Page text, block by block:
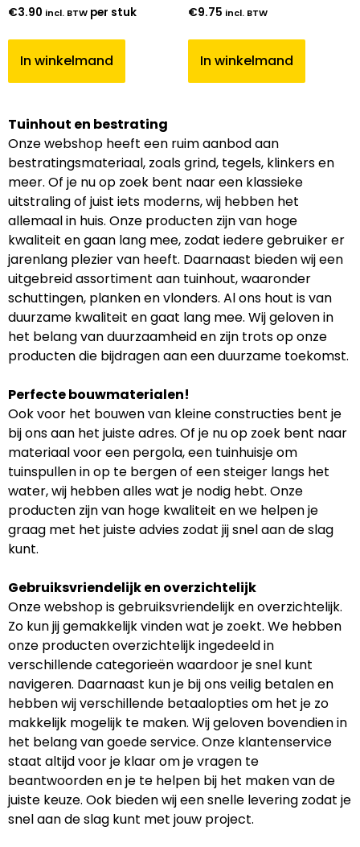
€3.90 incl. BTW per stuk
In winkelmand
€9.75 incl. BTW
In winkelmand
Tuinhout en bestrating
Onze webshop heeft een ruim aanbod aan
bestratingsmateriaal, zoals grind, tegels, klinkers en
meer. Of je nu op zoek bent naar een klassieke
uitstraling of juist iets moderns, wij hebben het
allemaal in huis. Onze producten zijn van hoge
kwaliteit en gaan lang mee, zodat iedere gebruiker er
jarenlang plezier van heeft. Daarnaast bieden wij een
uitgebreid assortiment aan tuinhout, waaronder
schuttingen, planken en vlonders. Al ons hout is van
duurzame kwaliteit en gaat lang mee. Wij geloven in
het belang van duurzaamheid en zijn trots op onze
producten die bijdragen aan een duurzame toekomst.
Perfecte bouwmaterialen!
Ook voor het bouwen van kleine constructies bent je
bij ons aan het juiste adres. Of je nu op zoek bent naar
materiaal voor een pergola, een tuinhuisje om
tuinspullen in op te bergen of een steiger langs het
water, wij hebben alles wat je nodig hebt. Onze
producten zijn van hoge kwaliteit en we helpen je
graag met het juiste advies zodat jij snel aan de slag
kunt.
Gebruiksvriendelijk en overzichtelijk
Onze webshop is gebruiksvriendelijk en overzichtelijk.
Zo kun jij gemakkelijk vinden wat je zoekt. We hebben
onze producten overzichtelijk ingedeeld in
verschillende categorieën waardoor je snel kunt
navigeren. Daarnaast kun je bij ons veilig betalen en
hebben wij verschillende betaalopties om het je zo
makkelijk mogelijk te maken. Wij geloven bovendien in
het belang van goede service. Onze klantenservice
staat altijd voor je klaar om je vragen te
beantwoorden en je te helpen bij het maken van de
juiste keuze. Ook bieden wij een snelle levering zodat je
snel aan de slag kunt met jouw project.